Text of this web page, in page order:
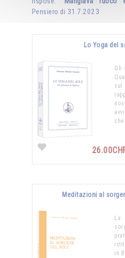
Pensiero di 31.7.2023
Lo Yoga del
Gli
Meditazioni al
in